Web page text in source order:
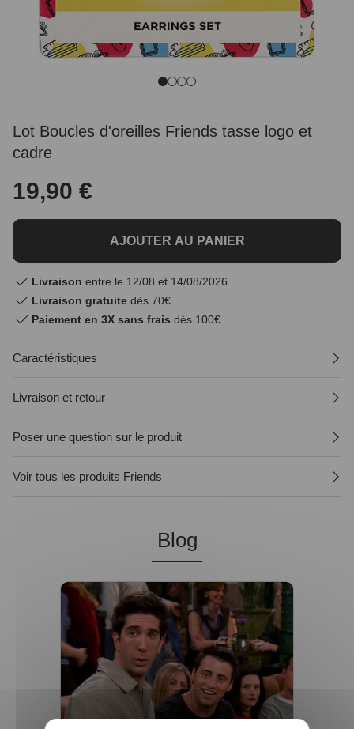
Lot Boucles d'oreilles Friends tasse logo et
cadre
19,90 €
AJOUTER AU PANIER
Livraison entre le 12/08 et 14/08/2026
Livraison gratuite dès 70€
Paiement en 3X sans frais dès 100€
Caractéristiques
Livraison et retour
Poser une question sur le produit
Voir tous les produits Friends
Blog